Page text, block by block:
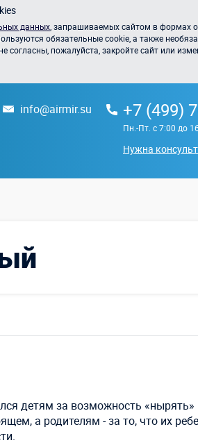
данных , запрашиваемых сайтом в формах
обязательные cookie, а также
пожалуйста, закройте сайт или
info@airmir.su +7 (499)
Пн.-Пт. с 7:00 до
Нужна
детям за возможность «нырять»
а родителям - за то, что их